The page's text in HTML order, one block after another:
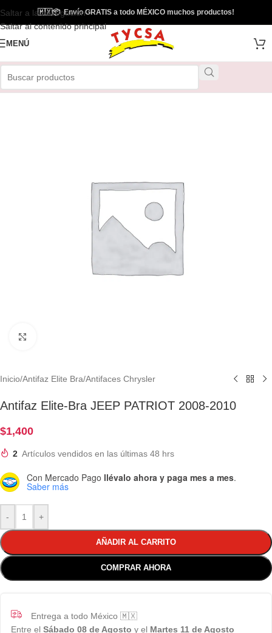
Saltar a la navegación
Saltar al contenido principal
🇲🇽📦Envío GRATIS a todo MÉXICO muchos productos!
MENÚ
Inicio/Antifaz Elite Bra/Antifaces Chrysler
Antifaz Elite-Bra JEEP PATRIOT 2008-2010
$1,400
2 Artículos vendidos en las últimas 48 hrs
Con Mercado Pago llévalo ahora y paga mes a mes.
Saber más
- +
AÑADIR AL CARRITO
COMPRAR AHORA
Entrega a todo México 🇲🇽
Entre el Sábado 08 de Agosto y el Martes 11 de Agosto